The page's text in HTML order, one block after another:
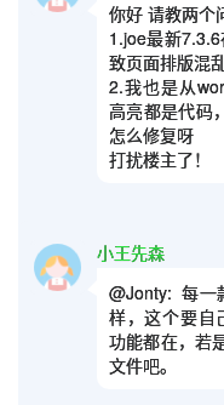
你好 请教两个
1.joe最新
致页面排版混
2.我也是从
高亮都是代码
怎么修复呀
打扰楼主了！
小王先森
@Jonty: 每一
样，这个要自
功能都在，若
文件吧。